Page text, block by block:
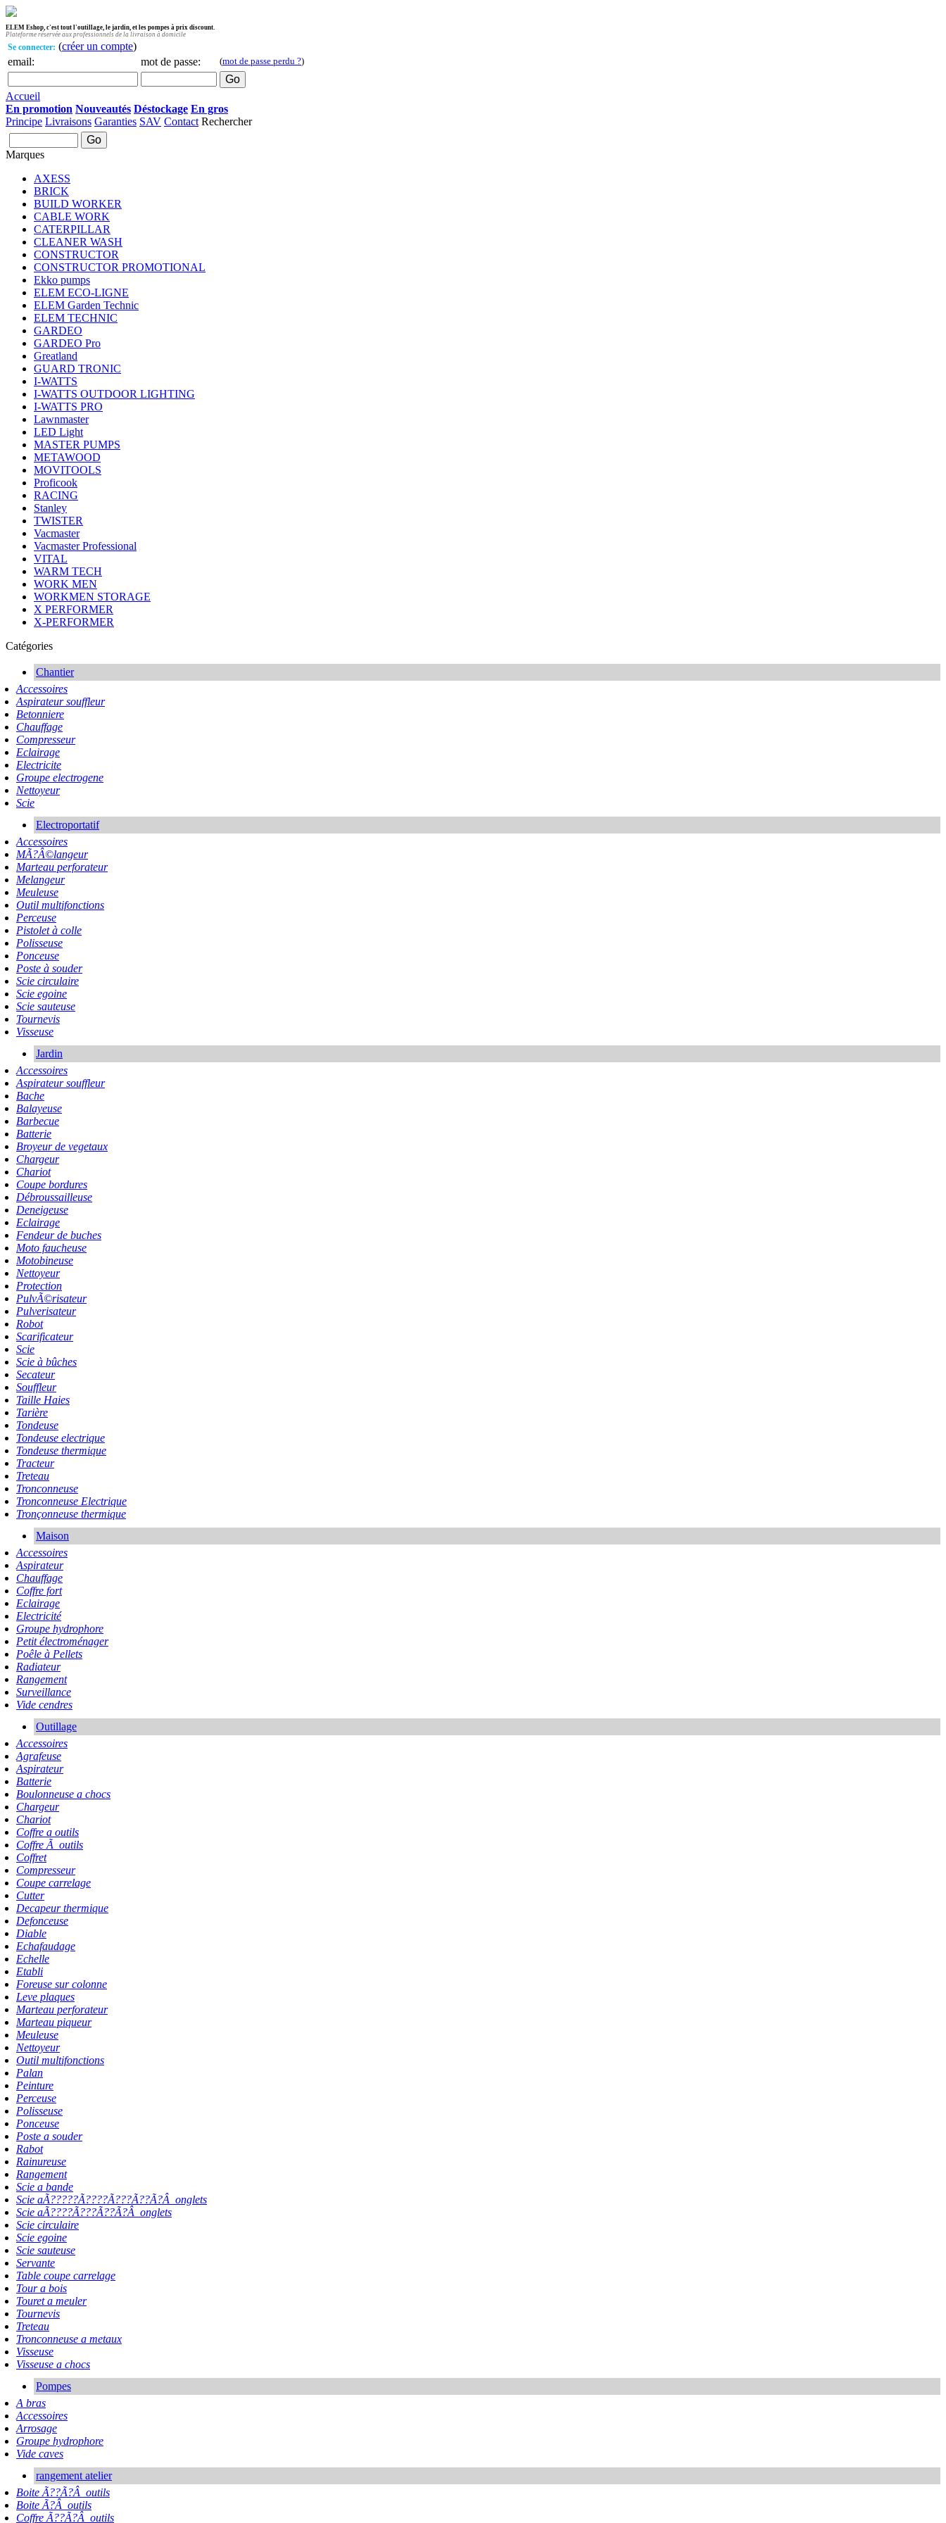
ELEM Eshop, c'est tout l'outillage, le jardin, et les pompes à prix discount.
Plateforme réservée aux professionnels de la livraison à domicile
Se connecter: (créer un compte)
email:
mot de passe: (mot de passe perdu ?)
Accueil
En promotion Nouveautés Déstockage En gros
Principe Livraisons Garanties SAV Contact Rechercher
Marques
AXESS
BRICK
BUILD WORKER
CABLE WORK
CATERPILLAR
CLEANER WASH
CONSTRUCTOR
CONSTRUCTOR PROMOTIONAL
Ekko pumps
ELEM ECO-LIGNE
ELEM Garden Technic
ELEM TECHNIC
GARDEO
GARDEO Pro
Greatland
GUARD TRONIC
I-WATTS
I-WATTS OUTDOOR LIGHTING
I-WATTS PRO
Lawnmaster
LED Light
MASTER PUMPS
METAWOOD
MOVITOOLS
Proficook
RACING
Stanley
TWISTER
Vacmaster
Vacmaster Professional
VITAL
WARM TECH
WORK MEN
WORKMEN STORAGE
X PERFORMER
X-PERFORMER
Catégories
Chantier
Accessoires
Aspirateur souffleur
Betonniere
Chauffage
Compresseur
Eclairage
Electricite
Groupe electrogene
Nettoyeur
Scie
Electroportatif
Accessoires
MÃ?Â©langeur
Marteau perforateur
Melangeur
Meuleuse
Outil multifonctions
Perceuse
Pistolet à colle
Polisseuse
Ponceuse
Poste à souder
Scie circulaire
Scie egoine
Scie sauteuse
Tournevis
Visseuse
Jardin
Accessoires
Aspirateur souffleur
Bache
Balayeuse
Barbecue
Batterie
Broyeur de vegetaux
Chargeur
Chariot
Coupe bordures
Débroussailleuse
Deneigeuse
Eclairage
Fendeur de buches
Moto faucheuse
Motobineuse
Nettoyeur
Protection
PulvÃ©risateur
Pulverisateur
Robot
Scarificateur
Scie
Scie à bûches
Secateur
Souffleur
Taille Haies
Tarière
Tondeuse
Tondeuse electrique
Tondeuse thermique
Tracteur
Treteau
Tronconneuse
Tronconneuse Electrique
Tronçonneuse thermique
Maison
Accessoires
Aspirateur
Chauffage
Coffre fort
Eclairage
Electricité
Groupe hydrophore
Petit électroménager
Poêle à Pellets
Radiateur
Rangement
Surveillance
Vide cendres
Outillage
Accessoires
Agrafeuse
Aspirateur
Batterie
Boulonneuse a chocs
Chargeur
Chariot
Coffre a outils
Coffre Ã outils
Coffret
Compresseur
Coupe carrelage
Cutter
Decapeur thermique
Defonceuse
Diable
Echafaudage
Echelle
Etabli
Foreuse sur colonne
Leve plaques
Marteau perforateur
Marteau piqueur
Meuleuse
Nettoyeur
Outil multifonctions
Palan
Peinture
Perceuse
Polisseuse
Ponceuse
Poste a souder
Rabot
Rainureuse
Rangement
Scie a bande
Scie aÃ?????Ã????Ã???Ã??Ã?Â onglets
Scie aÃ????Ã???Ã??Ã?Â onglets
Scie circulaire
Scie egoine
Scie sauteuse
Servante
Table coupe carrelage
Tour a bois
Touret a meuler
Tournevis
Treteau
Tronconneuse a metaux
Visseuse
Visseuse a chocs
Pompes
A bras
Accessoires
Arrosage
Groupe hydrophore
Vide caves
rangement atelier
Boite Ã??Ã?Â outils
Boite Ã?Â outils
Coffre Ã??Ã?Â outils